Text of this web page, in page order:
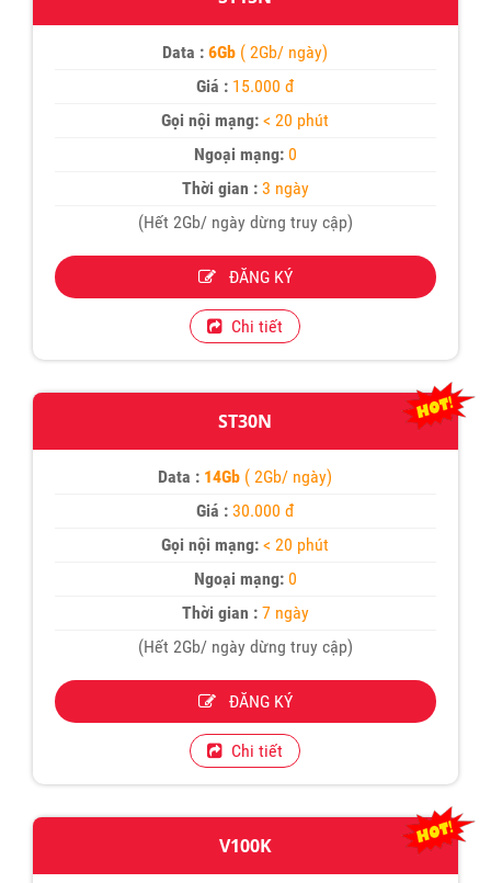
Data : 6Gb ( 2Gb/ ngày)
Giá : 15.000 đ
Gọi nội mạng: < 20 phút
Ngoại mạng: 0
Thời gian :3 ngày
(Hết 2Gb/ ngày dừng truy cập)
ĐĂNG KÝ
Chi tiết
ST30N
Data : 14Gb ( 2Gb/ ngày)
Giá :30.000 đ
Gọi nội mạng: < 20 phút
Ngoại mạng: 0
Thời gian :7 ngày
(Hết 2Gb/ ngày dừng truy cập)
ĐĂNG KÝ
Chi tiết
V100K